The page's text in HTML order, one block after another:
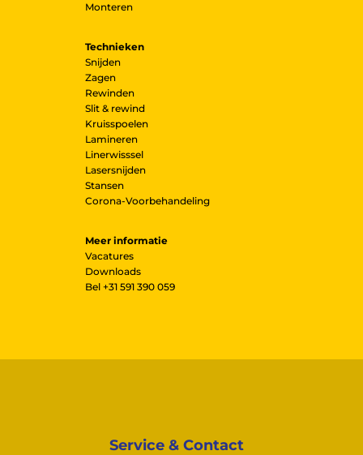
Monteren
Technieken
Snijden
Zagen
Rewinden
Slit & rewind
Kruisspoelen
Lamineren
Linerwisssel
Lasersnijden
Stansen
Corona-Voorbehandeling
Meer informatie
Vacatures
Downloads
Bel+31 591 390 059
Service & Contact